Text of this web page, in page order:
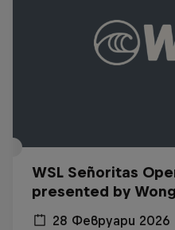
WSL Señoritas
presented by Wong
28 Февруари 2026